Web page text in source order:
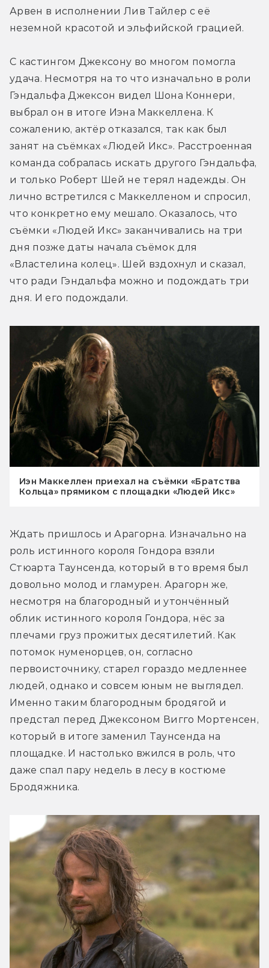
Арвен в исполнении Лив Тайлер с её
неземной красотой и эльфийской грацией.
С кастингом Джексону во многом помогла
удача. Несмотря на то что изначально в роли
Гэндальфа Джексон видел Шона Коннери,
выбрал он в итоге Иэна Маккеллена. К
сожалению, актёр отказался, так как был
занят на съёмках «Людей Икс». Расстроенная
команда собралась искать другого Гэндальфа,
и только Роберт Шей не терял надежды. Он
лично встретился с Маккелленом и спросил,
что конкретно ему мешало. Оказалось, что
съёмки «Людей Икс» заканчивались на три
дня позже даты начала съёмок для
«Властелина колец». Шей вздохнул и сказал,
что ради Гэндальфа можно и подождать три
дня. И его подождали.
Иэн Маккеллен приехал на съёмки «Братства
Кольца» прямиком с площадки «Людей Икс»
Ждать пришлось и Арагорна. Изначально на
роль истинного короля Гондора взяли
Стюарта Таунсенда, который в то время был
довольно молод и гламурен. Арагорн же,
несмотря на благородный и утончённый
облик истинного короля Гондора, нёс за
плечами груз прожитых десятилетий. Как
потомок нуменорцев, он, согласно
первоисточнику, старел гораздо медленнее
людей, однако и совсем юным не выглядел.
Именно таким благородным бродягой и
предстал перед Джексоном Вигго Мортенсен,
который в итоге заменил Таунсенда на
площадке. И настолько вжился в роль, что
даже спал пару недель в лесу в костюме
Бродяжника.